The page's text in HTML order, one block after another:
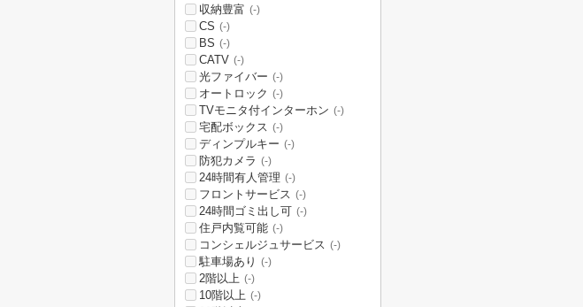
収納豊富 (-)
CS (-)
BS (-)
CATV (-)
光ファイバー (-)
オートロック (-)
TVモニタ付インターホン (-)
宅配ボックス (-)
ディンプルキー (-)
防犯カメラ (-)
24時間有人管理 (-)
フロントサービス (-)
24時間ゴミ出し可 (-)
住戸内覧可能 (-)
コンシェルジュサービス (-)
駐車場あり (-)
2階以上 (-)
10階以上 (-)